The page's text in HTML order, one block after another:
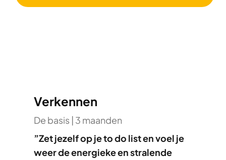
Verkennen
De basis | 3 maanden
”Zet jezelf op je to do list en voel je
weer de energieke en stralende